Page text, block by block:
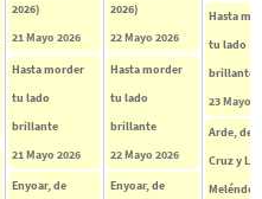
Hasta
tu lado
brillante
23 Mayo
Arde, de
Cruz y
Meléndez
2026)
21 Mayo 2026
Hasta morder
tu lado
brillante
21 Mayo 2026
Enyoar, de
2026)
22 Mayo 2026
Hasta morder
tu lado
brillante
22 Mayo 2026
Enyoar, de